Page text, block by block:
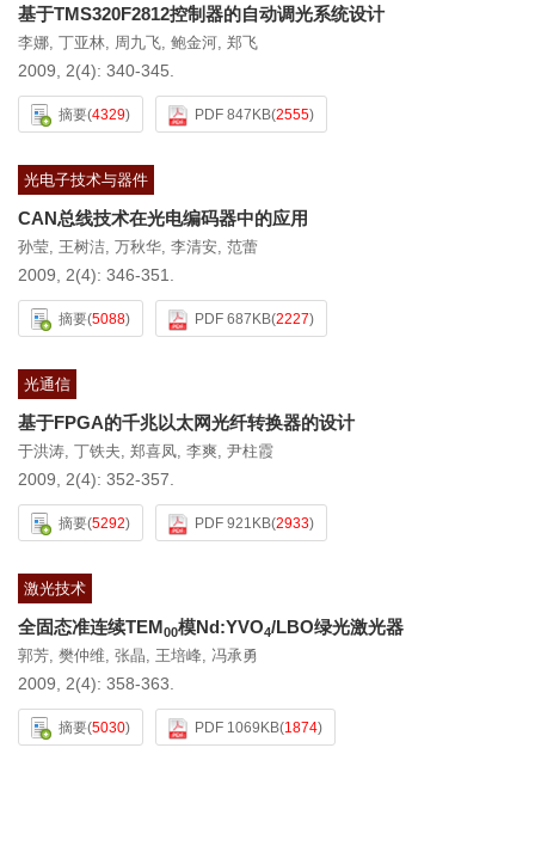
基于TMS320F2812控制器的自动调光系统设计
李娜, 丁亚林, 周九飞, 鲍金河, 郑飞
2009, 2(4): 340-345.
摘要(4329) PDF 847KB(2555)
光电子技术与器件
CAN总线技术在光电编码器中的应用
孙莹, 王树洁, 万秋华, 李清安, 范蕾
2009, 2(4): 346-351.
摘要(5088) PDF 687KB(2227)
光通信
基于FPGA的千兆以太网光纤转换器的设计
于洪涛, 丁铁夫, 郑喜凤, 李爽, 尹柱霞
2009, 2(4): 352-357.
摘要(5292) PDF 921KB(2933)
激光技术
全固态准连续TEM00模Nd:YVO4/LBO绿光激光器
郭芳, 樊仲维, 张晶, 王培峰, 冯承勇
2009, 2(4): 358-363.
摘要(5030) PDF 1069KB(1874)